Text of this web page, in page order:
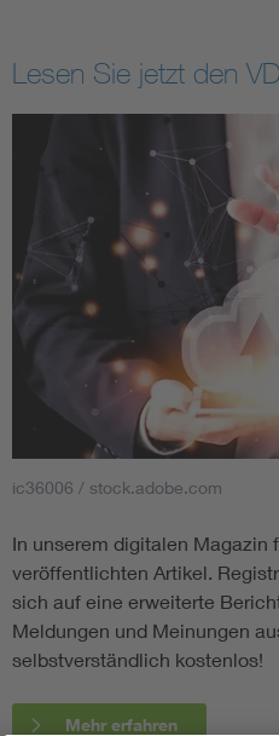
Lesen Sie jetzt den
ic36006 / stock.adobe.com
In unserem digitalen Magazin
veröffentlichten Artikel.
sich auf eine erweiterte
Meldungen und Meinungen
selbstverständlich kostenlos!
Mehr erfahren